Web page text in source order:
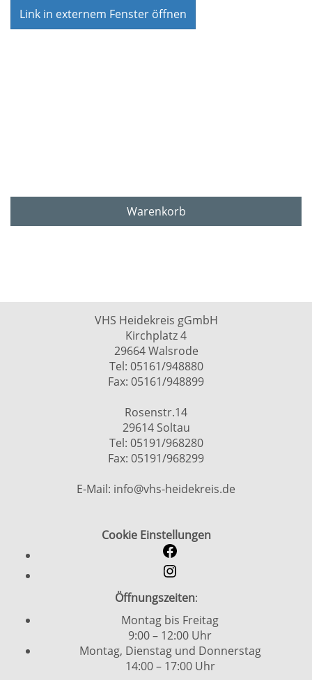
Link in externem Fenster öffnen
Warenkorb
VHS Heidekreis gGmbH
Kirchplatz 4
29664 Walsrode
Tel: 05161/948880
Fax: 05161/948899
Rosenstr.14
29614 Soltau
Tel: 05191/968280
Fax: 05191/968299
E-Mail: info@vhs-heidekreis.de
Cookie Einstellungen
Öffnungszeiten:
Montag bis Freitag
9:00 – 12:00 Uhr
Montag, Dienstag und Donnerstag
14:00 – 17:00 Uhr